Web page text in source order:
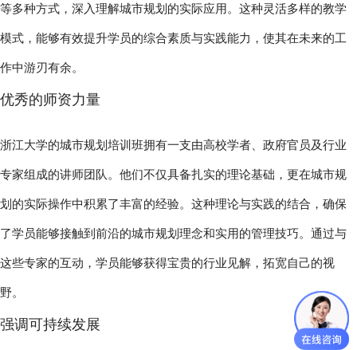
等多种方式，深入理解城市规划的实际应用。这种灵活多样的教学
模式，能够有效提升学员的综合素质与实践能力，使其在未来的工
作中游刃有余。
优秀的师资力量
浙江大学的城市规划培训班拥有一支由高校学者、政府官员及行业
专家组成的讲师团队。他们不仅具备扎实的理论基础，更在城市规
划的实际操作中积累了丰富的经验。这种理论与实践的结合，确保
了学员能够接触到前沿的城市规划理念和实用的管理技巧。通过与
这些专家的互动，学员能够获得宝贵的行业见解，拓宽自己的视
野。
强调可持续发展